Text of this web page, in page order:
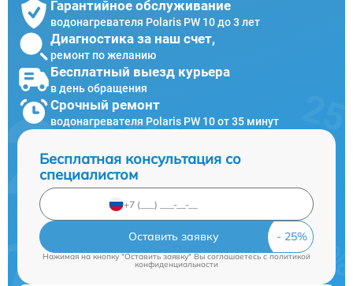
Гарантийное обслуживание
водонагревателя Polaris PW 10 до 3 лет
Диагностика за наш счет,
ремонт по желанию
Бесплатный выезд курьера
в день обращения
Срочный ремонт
водонагревателя Polaris PW 10 от 35 минут
Бесплатная консультация со
специалистом
Оставить заявку
Нажимая на кнопку "Оставить заявку" Вы соглашаетесь cполитикой
конфиденциальности